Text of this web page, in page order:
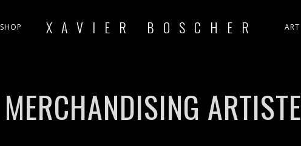
SHOP XAVIER BOSCHER ART
MERCHANDISING ARTISTE